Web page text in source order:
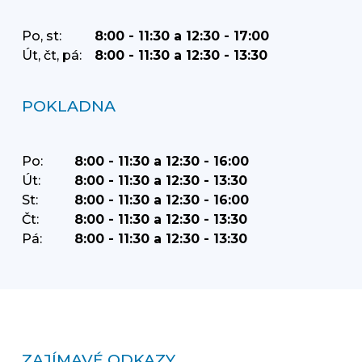
Po, st:
8:00 - 11:30 a 12:30 - 17:00
Út, čt, pá:
8:00 - 11:30 a 12:30 - 13:30
POKLADNA
Po:
8:00 - 11:30 a 12:30 - 16:00
Út:
8:00 - 11:30 a 12:30 - 13:30
St:
8:00 - 11:30 a 12:30 - 16:00
Čt:
8:00 - 11:30 a 12:30 - 13:30
Pá:
8:00 - 11:30 a 12:30 - 13:30